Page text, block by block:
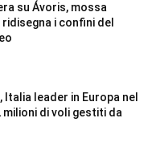
su Ávoris, mossa
i confini del
leader in Europa nel
milioni di voli gestiti da